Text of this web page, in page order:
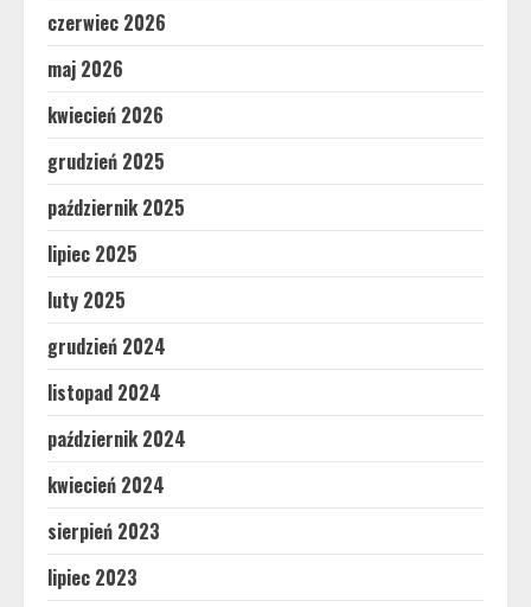
czerwiec 2026
maj 2026
kwiecień 2026
grudzień 2025
październik 2025
lipiec 2025
luty 2025
grudzień 2024
listopad 2024
październik 2024
kwiecień 2024
sierpień 2023
lipiec 2023